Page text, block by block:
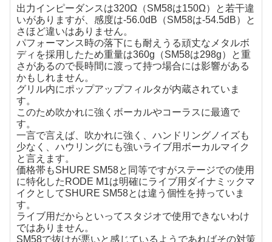
出力インピーダンスは320Ω（SM58は150Ω）と若干違
いがありますが、感度は-56.0dB（SM58は-54.5dB）と
さほど違いはありません。
パフォーマンス時の落下にも耐えうる頑丈なメタルボ
ディを採用したため重量は360g（SM58は298g）と重
さがあるので長時間に渡って持つ場合には影響がある
かもしれません。
グリル内にポップアップフィルタが内蔵されていま
す。
このため吹かれに強くボーカルやコーラスに最適で
す。
一言で言えば、吹かれに強く、ハンドリングノイズも
少なく、ハウリングにも強いライブ用ボーカルマイク
と言えます。
価格帯もSHURE SM58と同等ですがステージでの使用
に特化したRODE M1は明確にライブ用ダイナミックマ
イクとしてSHURE SM58とは違う個性を持っていま
す。
ライブ用だからといってスタジオで使用できないわけ
ではありません。
SM58で抜けが悪いと感じているようであればその対策